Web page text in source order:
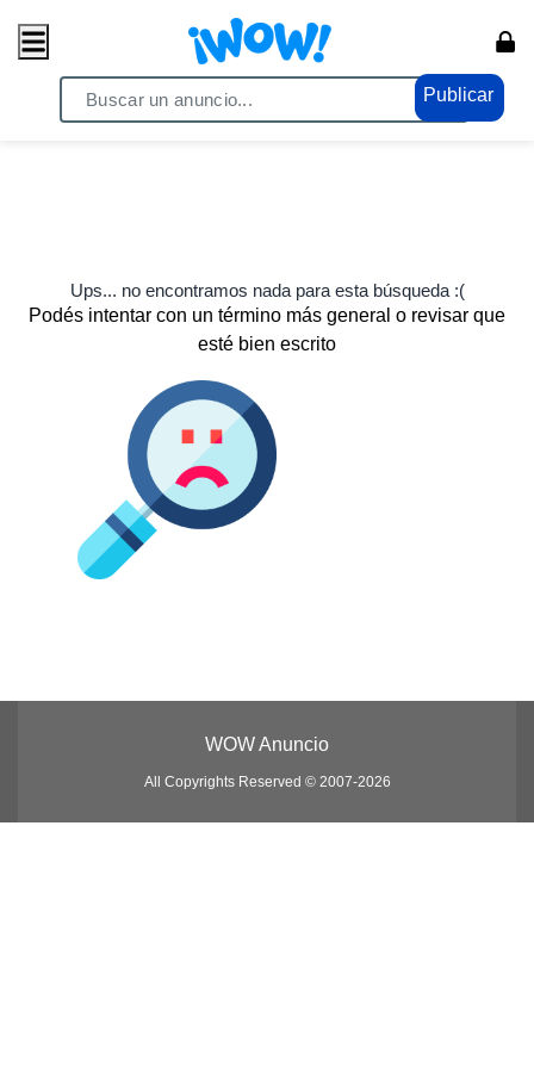
Publicar
Ups... no encontramos nada para esta búsqueda :(
Podés intentar con un término más general o revisar que
esté bien escrito
WOW Anuncio
All Copyrights Reserved © 2007-2026